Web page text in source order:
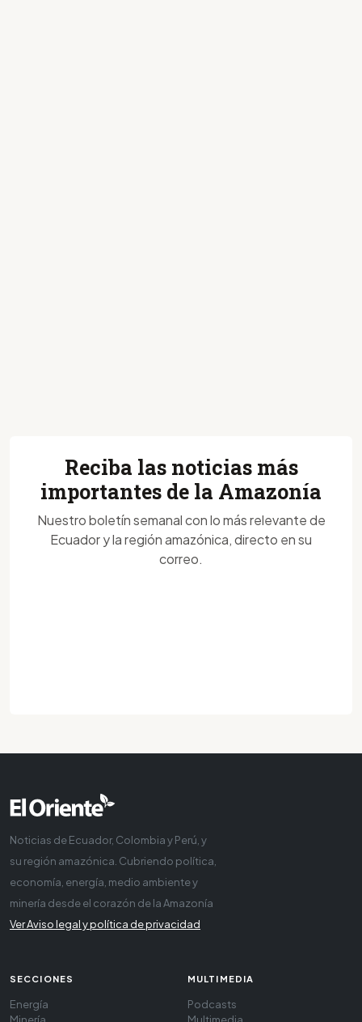
Reciba las noticias más
importantes de la Amazonía
Nuestro boletín semanal con lo más relevante de
Ecuador y la región amazónica, directo en su
correo.
Noticias de Ecuador, Colombia y Perú, y
su región amazónica. Cubriendo política,
economía, energía, medio ambiente y
minería desde el corazón de la Amazonía
Ver Aviso legal y política de privacidad
SECCIONES
Energía
Minería
MULTIMEDIA
Podcasts
Multimedia